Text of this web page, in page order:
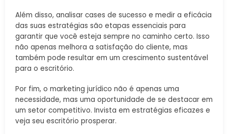
Além disso, analisar cases de sucesso e medir a eficácia
das suas estratégias são etapas essenciais para
garantir que você esteja sempre no caminho certo. Isso
não apenas melhora a satisfação do cliente, mas
também pode resultar em um crescimento sustentável
para o escritório.
Por fim, o marketing jurídico não é apenas uma
necessidade, mas uma oportunidade de se destacar em
um setor competitivo. Invista em estratégias eficazes e
veja seu escritório prosperar.